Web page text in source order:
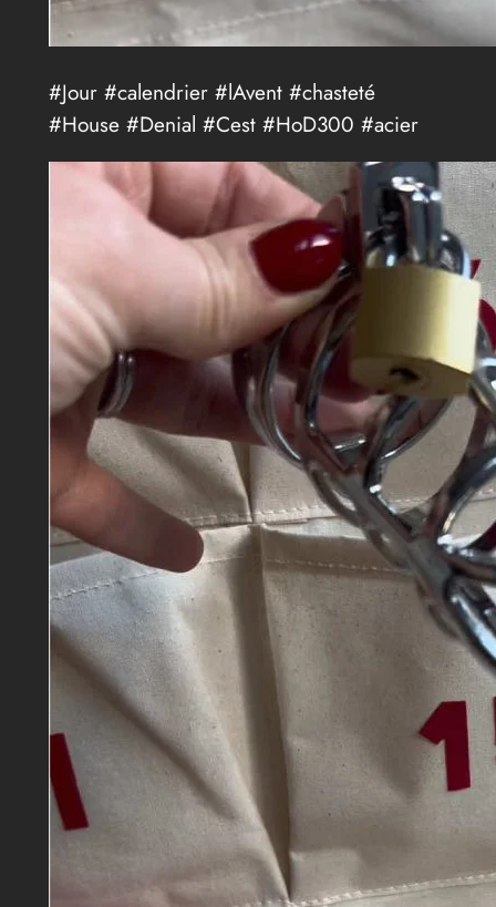
#Jour #calendrier #lAvent #chasteté
#House #Denial #Cest #HoD300 #acier